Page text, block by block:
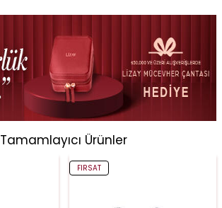
Tamamlayıcı Ürünler
FIRSAT